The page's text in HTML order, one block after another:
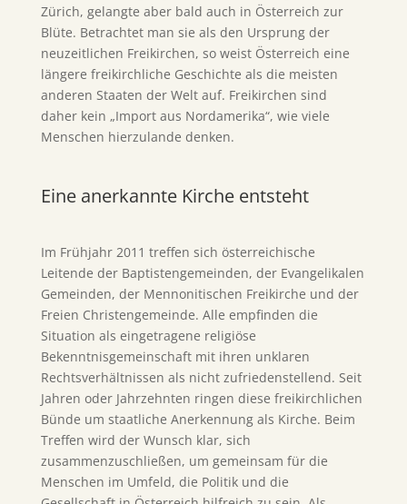
Zürich, gelangte aber bald auch in Österreich zur
Blüte. Betrachtet man sie als den Ursprung der
neuzeitlichen Freikirchen, so weist Österreich eine
längere freikirchliche Geschichte als die meisten
anderen Staaten der Welt auf. Freikirchen sind
daher kein „Import aus Nordamerika“, wie viele
Menschen hierzulande denken.
Eine anerkannte Kirche entsteht
Im Frühjahr 2011 treffen sich österreichische
Leitende der Baptistengemeinden, der Evangelikalen
Gemeinden, der Mennonitischen Freikirche und der
Freien Christengemeinde. Alle empfinden die
Situation als eingetragene religiöse
Bekenntnisgemeinschaft mit ihren unklaren
Rechtsverhältnissen als nicht zufriedenstellend. Seit
Jahren oder Jahrzehnten ringen diese freikirchlichen
Bünde um staatliche Anerkennung als Kirche. Beim
Treffen wird der Wunsch klar, sich
zusammenzuschließen, um gemeinsam für die
Menschen im Umfeld, die Politik und die